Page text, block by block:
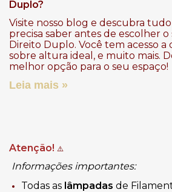
Duplo?
Visite nosso blog e descubra
precisa saber antes de escolher
Direito Duplo. Você tem acesso a
sobre altura ideal, e muito mais.
melhor opção para o seu espaço!
Leia mais »
Atenção! ⚠️
Informações importantes:
Todas as lâmpadas de